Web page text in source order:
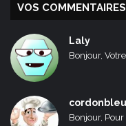
VOS COMMENTAIRES
Laly
Bonjour,
Bonjour,